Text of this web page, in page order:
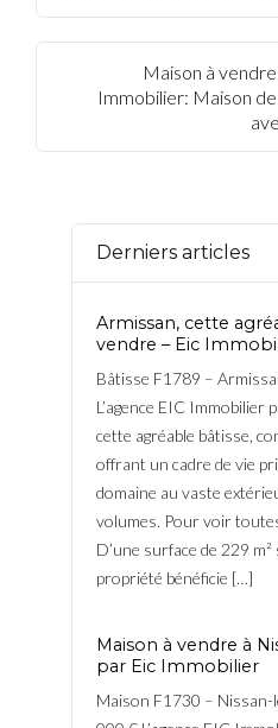
Maison à
Immobilier: Maison
Derniers articles
Armissan, cette
vendre – Eic
Bâtisse F1789 –
L’agence EIC Immobilier
cette agréable bâtisse,
offrant un cadre de vie
domaine au vaste
volumes. Pour voir
D’une surface de 229
propriété bénéficie […]
Maison à vendre à
par Eic Immobilier
Maison F1730 –